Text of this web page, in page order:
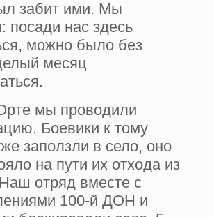
забит ими. Мы
посади нас здесь
можно было без
месяц
мы проводили
Боевики к тому
заползли в село, оно
на пути их отхода из
отряд вместе с
100-й ДОН и